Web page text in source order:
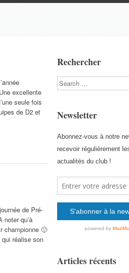
excellente
seule fois
de D2 et
de Pré-
noter qu’à
championne 🙂
réalise son
Rechercher
Search
Newsletter
Articles récents